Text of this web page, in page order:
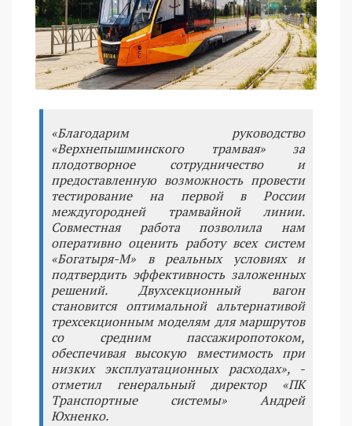
«Благодарим руководство
«Верхнепышминского трамвая» за
плодотворное сотрудничество и
предоставленную возможность провести
тестирование на первой в России
междугородней трамвайной линии.
Совместная работа позволила нам
оперативно оценить работу всех систем
«Богатыря-М» в реальных условиях и
подтвердить эффективность заложенных
решений. Двухсекционный вагон
становится оптимальной альтернативой
трехсекционным моделям для маршрутов
со средним пассажиропотоком,
обеспечивая высокую вместимость при
низких эксплуатационных расходах», -
отметил генеральный директор «ПК
Транспортные системы» Андрей
Юхненко.